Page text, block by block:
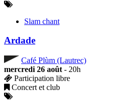
Slam chant
Ardade
Café Plùm (Lautrec)
mercredi 26 août - 20h
Participation libre
Concert et club